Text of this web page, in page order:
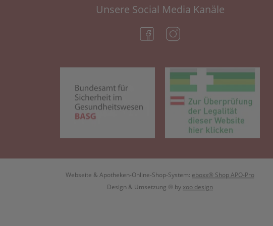
Unsere Social Media Kanäle
(öffnet in neuem Tab)
(öffnet in neuem Tab)
Webseite & Apotheken-Online-Shop-System: eboxx® Shop APO-Pro
Design & Umsetzung ® by xoo design